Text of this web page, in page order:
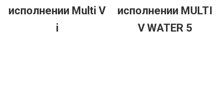
исполнении Multi V
i
исполнении MULTI
V WATER 5